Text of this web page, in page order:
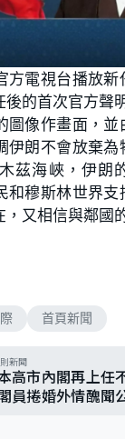
方電視台播放
的首次官方聲
圖像作畫面，
伊朗不會放棄為
茲海峽，伊朗
和穆斯林世界
又相信與鄰國
首頁新聞
新聞
高市內閣再上任
員捲婚外情醜聞